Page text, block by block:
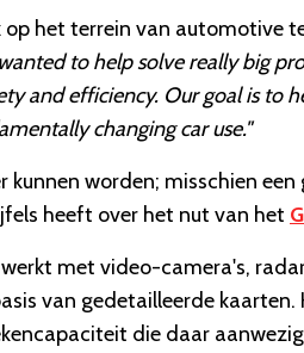
het terrein van automotive
to help solve really big
and efficiency. Our goal is to
changing car use."
kunnen worden; misschien
heeft over het nut van het
met video-camera's,
van gedetailleerde
die daar